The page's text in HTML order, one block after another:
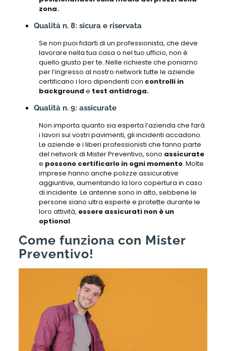
zona.
Qualità n. 8: sicura e riservata
Se non puoi fidarti di un professionista, che deve
lavorare nella tua casa o nel tuo ufficio, non è
quello giusto per te. Nelle richieste che poniamo
per l’ingresso al nostro network tutte le aziende
certificano i loro dipendenti con controlli in
background e test antidroga.
Qualità n. 9: assicurate
Non importa quanto sia esperta l’azienda che farà
i lavori sui vostri pavimenti, gli incidenti accadono.
Le aziende e i liberi professionisti che fanno parte
del network di Mister Preventivo, sono assicurate
e possono certificarlo in ogni momento. Molte
imprese hanno anche polizze assicurative
aggiuntive, aumentando la loro copertura in caso
di incidente. Le antenne sono in alto, sebbene le
persone siano ultra esperte e protette durante le
loro attività, essere assicurati non è un
optional.
Come funziona con Mister
Preventivo!